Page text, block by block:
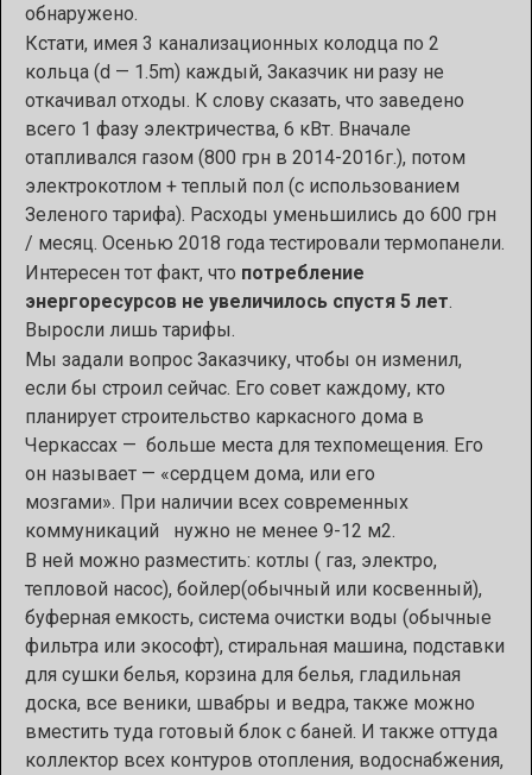
обнаружено.
Кстати, имея 3 канализационных колодца по 2
кольца (d — 1.5m) каждый, Заказчик ни разу не
откачивал отходы. К слову сказать, что заведено
всего 1 фазу электричества, 6 кВт. Вначале
отапливался газом (800 грн в 2014-2016г.), потом
электрокотлом + теплый пол (с использованием
Зеленого тарифа). Расходы уменьшились до 600 грн
/ месяц. Осенью 2018 года тестировали термопанели.
Интересен тот факт, что потребление
энергоресурсов не увеличилось спустя 5 лет.
Выросли лишь тарифы.
Мы задали вопрос Заказчику, чтобы он изменил,
если бы строил сейчас. Его совет каждому, кто
планирует строительство каркасного дома в
Черкассах — больше места для техпомещения. Его
он называет — «сердцем дома, или его
мозгами». При наличии всех современных
коммуникаций нужно не менее 9-12 м2.
В ней можно разместить: котлы ( газ, электро,
тепловой насос), бойлер(обычный или косвенный),
буферная емкость, система очистки воды (обычные
фильтра или экософт), стиральная машина, подставки
для сушки белья, корзина для белья, гладильная
доска, все веники, швабры и ведра, также можно
вместить туда готовый блок с баней. И также оттуда
коллектор всех контуров отопления, водоснабжения,